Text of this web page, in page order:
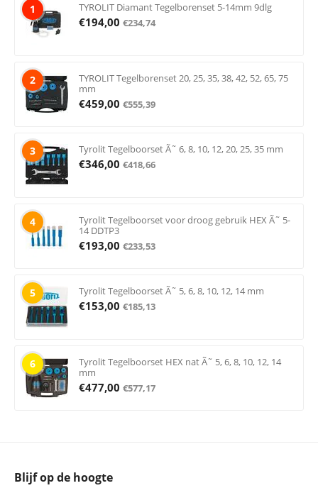
1 TYROLIT Diamant Tegelborenset 5-14mm 9dlg
€194,00 €234,74
2
TYROLIT Tegelborenset 20, 25, 35, 38, 42, 52, 65, 75
mm
€459,00 €555,39
3 Tyrolit Tegelboorset Ã˜ 6, 8, 10, 12, 20, 25, 35 mm
€346,00 €418,66
4
Tyrolit Tegelboorset voor droog gebruik HEX Ã˜ 5-
14 DDTP3
€193,00 €233,53
5 Tyrolit Tegelboorset Ã˜ 5, 6, 8, 10, 12, 14 mm
€153,00 €185,13
6
Tyrolit Tegelboorset HEX nat Ã˜ 5, 6, 8, 10, 12, 14
mm
€477,00 €577,17
Blijf op de hoogte